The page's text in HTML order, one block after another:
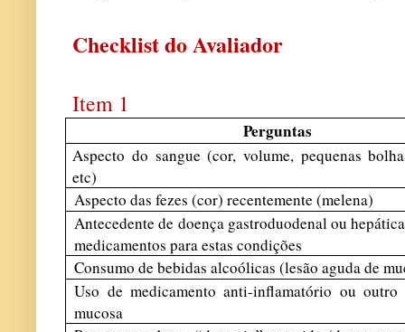
Checklist do Avaliador
Item 1
Perguntas
Aspecto do sangue (cor, volume, pequenas
etc)
Aspecto das fezes (cor) recentemente (melena)
Antecedente de doença gastroduodenal ou
medicamentos para estas condições
Consumo de bebidas alcoólicas (lesão aguda de
Uso de medicamento anti-inflamatório ou outro
mucosa